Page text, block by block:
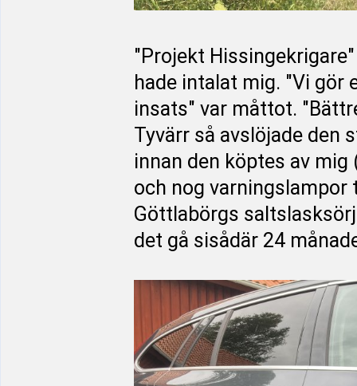
"Projekt
hade intalat mig. "Vi gör
insats" var måttot.
Tyvärr så avslöjade den
innan den köptes av
och nog varningslampor
Göttlabörgs
det gå sisådär 24